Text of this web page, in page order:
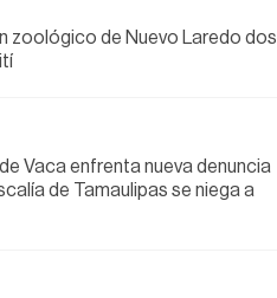
zoológico de Nuevo Laredo dos
Vaca enfrenta nueva denuncia
de Tamaulipas se niega a